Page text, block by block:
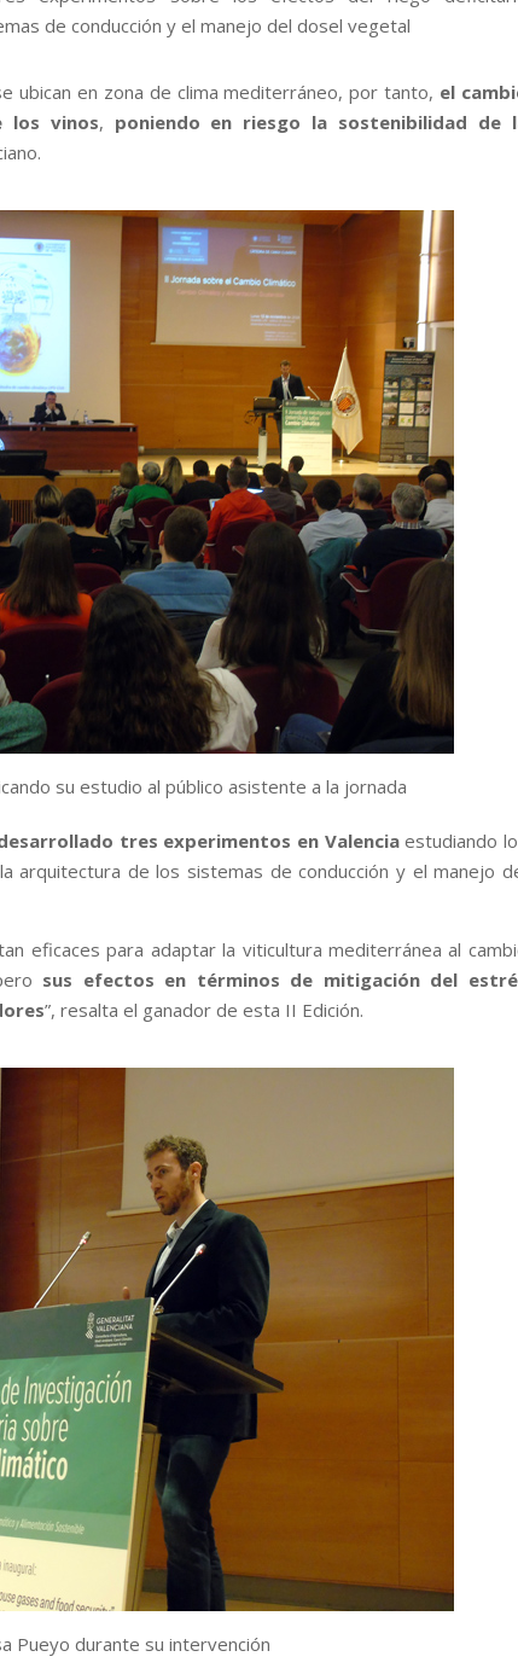
de conducción y el manejo del dosel vegetal
ubican en zona de clima mediterráneo, por tanto, el
los vinos, poniendo en riesgo la sostenibilidad de
su estudio al público asistente a la jornada
tres experimentos en Valenciaestudiando
arquitectura de los sistemas de conducción y el manejo
eficaces para adaptar la viticultura mediterránea al
sus efectos en términos de mitigación del
”, resalta el ganador de esta II Edición.
Pueyo durante su intervención